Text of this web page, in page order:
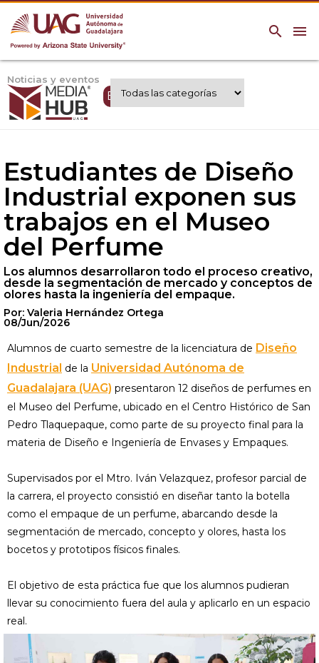
menu
search
Noticias y eventos
Expertos UAG
Estudiantes de Diseño
Industrial exponen sus
trabajos en el Museo
del Perfume
Los alumnos desarrollaron todo el proceso creativo,
desde la segmentación de mercado y conceptos de
olores hasta la ingeniería del empaque.
Por: Valeria Hernández Ortega
08/Jun/2026
Alumnos de cuarto semestre de la licenciatura de Diseño
Industrial de la Universidad Autónoma de
Guadalajara (UAG) presentaron 12 diseños de perfumes en
el Museo del Perfume, ubicado en el Centro Histórico de San
Pedro Tlaquepaque, como parte de su proyecto final para la
materia de Diseño e Ingeniería de Envases y Empaques.
Supervisados por el Mtro. Iván Velazquez, profesor parcial de
la carrera, el proyecto consistió en diseñar tanto la botella
como el empaque de un perfume, abarcando desde la
segmentación de mercado, concepto y olores, hasta los
bocetos y prototipos físicos finales.
El objetivo de esta práctica fue que los alumnos pudieran
llevar su conocimiento fuera del aula y aplicarlo en un espacio
real.